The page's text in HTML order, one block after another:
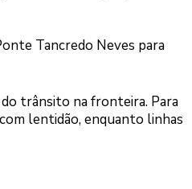
Tancredo Neves para
trânsito na fronteira. Para
lentidão, enquanto linhas